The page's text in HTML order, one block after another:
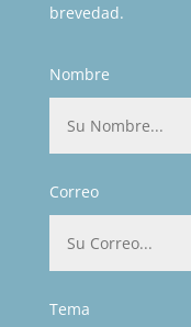
brevedad.
Nombre
Correo
Tema